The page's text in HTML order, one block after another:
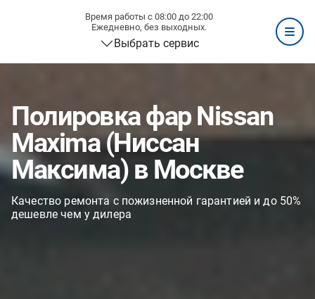
Время работы с 08:00 до 22:00
Ежедневно, без выходных.
Выбрать сервис
Полировка фар Nissan
Maxima (Ниссан
Максима) в Москве
Качество ремонта с пожизненной гарантией и до 50%
дешевле чем у дилера